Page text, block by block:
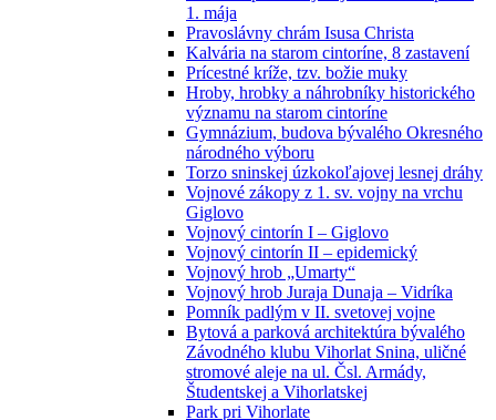
1. mája
Pravoslávny chrám Isusa Christa
Kalvária na starom cintoríne, 8 zastavení
Prícestné kríže, tzv. božie muky
Hroby, hrobky a náhrobníky historického
významu na starom cintoríne
Gymnázium, budova bývalého Okresného
národného výboru
Torzo sninskej úzkokoľajovej lesnej dráhy
Vojnové zákopy z 1. sv. vojny na vrchu
Giglovo
Vojnový cintorín I – Giglovo
Vojnový cintorín II – epidemický
Vojnový hrob „Umarty“
Vojnový hrob Juraja Dunaja – Vidríka
Pomník padlým v II. svetovej vojne
Bytová a parková architektúra bývalého
Závodného klubu Vihorlat Snina, uličné
stromové aleje na ul. Čsl. Armády,
Študentskej a Vihorlatskej
Park pri Vihorlate